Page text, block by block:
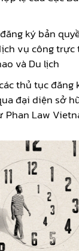
ký bản
vụ công trực
và Du lịch
thủ tục đăng
đại diện sở
Phan Law